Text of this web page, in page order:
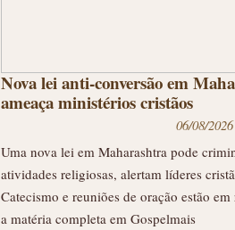
Nova lei anti-conversão em
ameaça ministérios cristãos
06/08/
Uma nova lei em Maharashtra pode
atividades religiosas, alertam líderes
Catecismo e reuniões de oração estão
a matéria completa em Gospelmais